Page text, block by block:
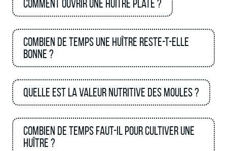
Comment ouvrir une huître plate ?
Combien de temps une huître reste-t-elle
bonne ?
Quelle est la valeur nutritive des moules ?
Combien de temps faut-il pour cultiver une
huître ?